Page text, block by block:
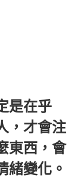
是在乎
，才會注
東西，會
緒變化。